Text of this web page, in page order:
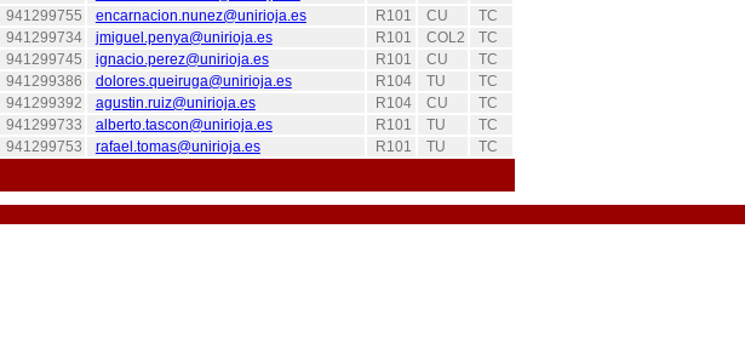
941299755 encarnacion.nunez@unirioja.es R101 CU
TC
941299734 jmiguel.penya@unirioja.es R101 COL2
TC
941299745 ignacio.perez@unirioja.es R101 CU
TC
941299386 dolores.queiruga@unirioja.es R104 TU
TC
941299392 agustin.ruiz@unirioja.es R104 CU
TC
941299733 alberto.tascon@unirioja.es R101 TU
TC
941299753 rafael.tomas@unirioja.es R101 TU TC